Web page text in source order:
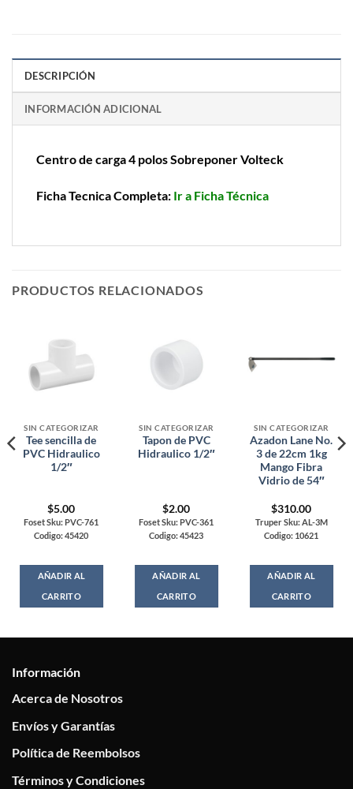
DESCRIPCIÓN
INFORMACIÓN ADICIONAL
Centro de carga 4 polos Sobreponer Volteck
Ficha Tecnica Completa: Ir a Ficha Técnica
PRODUCTOS RELACIONADOS
SIN CATEGORIZAR
Tee sencilla de
PVC Hidraulico
1/2″
$5.00
Foset Sku: PVC-761
Codigo: 45420
AÑADIR AL
CARRITO
SIN CATEGORIZAR
Tapon de PVC
Hidraulico 1/2″
$2.00
Foset Sku: PVC-361
Codigo: 45423
AÑADIR AL
CARRITO
SIN CATEGORIZAR
Azadon Lane No.
3 de 22cm 1kg
Mango Fibra
Vidrio de 54″
$310.00
Truper Sku: AL-3M
Codigo: 10621
AÑADIR AL
CARRITO
Información
Acerca de Nosotros
Envíos y Garantías
Política de Reembolsos
Términos y Condiciones